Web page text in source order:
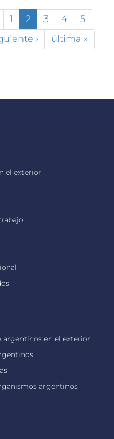
1 2 3 4
5
› última »
el exterior
argentinos en el exterior
argentinos